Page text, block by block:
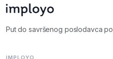
Put do savršenog poslodavca
IMPLOYO